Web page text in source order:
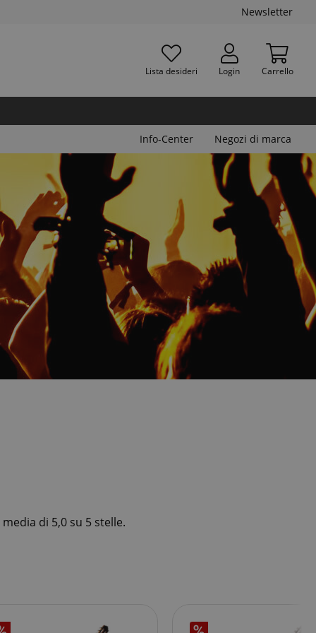
Newsletter
Lista desideri Login Carrello
Info-Center Negozi di marca
di 5,0 su 5 stelle.